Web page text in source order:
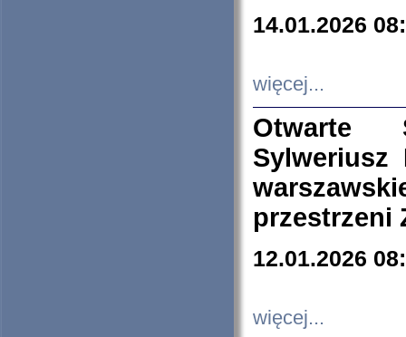
14.01.2026
więcej...
Otwarte
Sylweriusz
przestrzeni
12.01.2026
więcej...